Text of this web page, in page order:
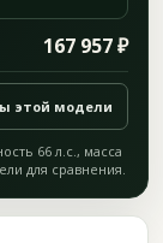
167 957 ₽
этой модели
66 л.с., масса
для сравнения.